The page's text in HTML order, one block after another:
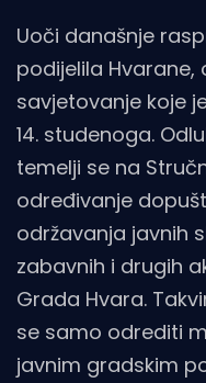
Uoči današnje
podijelila Hvarane,
savjetovanje koje
14. studenoga.
temelji se na
određivanje
održavanja javnih
zabavnih i drugih
Grada Hvara.
se samo odrediti
javnim gradskim